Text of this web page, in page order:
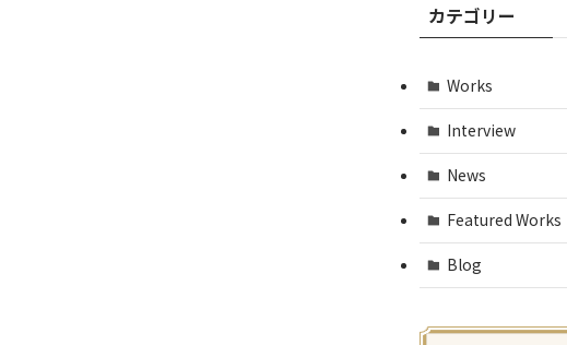
ブカテゴリー
Works
Interview
News
Featured Works
Blog